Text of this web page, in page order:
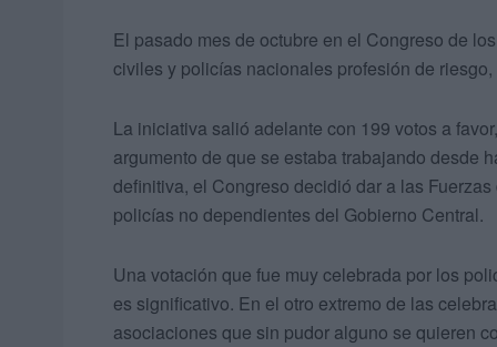
El pasado mes de octubre en el Congreso de
civiles y policías nacionales profesión de
La iniciativa salió adelante con 199 votos a
argumento de que se estaba trabajando desde
definitiva, el Congreso decidió dar a las
policías no dependientes del Gobierno Central.
Una votación que fue muy celebrada por los
es significativo. En el otro extremo de las
asociaciones que sin pudor alguno se quieren